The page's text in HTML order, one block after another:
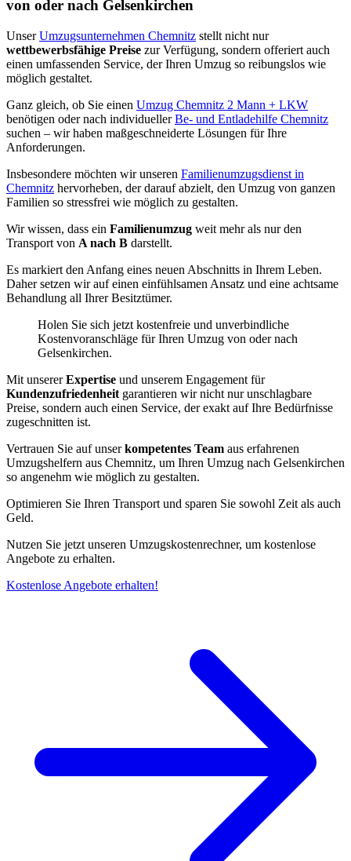
von oder nach Gelsenkirchen
UnserUmzugsunternehmen Chemnitz stellt nicht nur
wettbewerbsfähige Preise zur Verfügung, sondern offeriert auch
einen umfassenden Service, der Ihren Umzug so reibungslos wie
möglich gestaltet.
Ganz gleich, ob Sie einen Umzug Chemnitz 2 Mann + LKW
benötigen oder nach individuellerBe- und Entladehilfe Chemnitz
suchen – wir haben maßgeschneiderte Lösungen für Ihre
Anforderungen.
Insbesondere möchten wir unseren Familienumzugsdienst in
Chemnitz hervorheben, der darauf abzielt, den Umzug von ganzen
Familien so stressfrei wie möglich zu gestalten.
Wir wissen, dass ein Familienumzug weit mehr als nur den
Transport von A nach B darstellt.
Es markiert den Anfang eines neuen Abschnitts in Ihrem Leben.
Daher setzen wir auf einen einfühlsamen Ansatz und eine achtsame
Behandlung all Ihrer Besitztümer.
Holen Sie sich jetzt kostenfreie und unverbindliche
Kostenvoranschläge für Ihren Umzug von oder nach
Gelsenkirchen.
Mit unsererExpertise und unserem Engagement für
Kundenzufriedenheit garantieren wir nicht nur unschlagbare
Preise, sondern auch einen Service, der exakt auf Ihre Bedürfnisse
zugeschnitten ist.
Vertrauen Sie auf unserkompetentes Team aus erfahrenen
Umzugshelfern aus Chemnitz, um Ihren Umzug nach Gelsenkirchen
so angenehm wie möglich zu gestalten.
Optimieren Sie Ihren Transport und sparen Sie sowohl Zeit als auch
Geld.
Nutzen Sie jetzt unseren Umzugskostenrechner, um kostenlose
Angebote zu erhalten.
Kostenlose Angebote erhalten!